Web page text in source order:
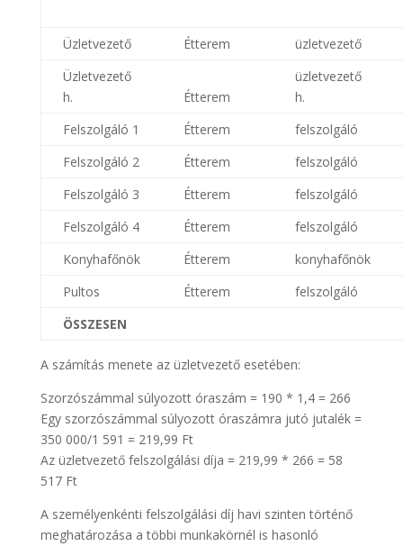
Üzletvezető Étterem
üzletvezető
Üzletvezető
h.
Étterem
üzletvezető
h.
Felszolgáló 1
Étterem
felszolgáló
Felszolgáló 2
Étterem
felszolgáló
Felszolgáló 3
Étterem
felszolgáló
Felszolgáló 4
Étterem
felszolgáló
Konyhafőnök
Étterem
konyhafőnök
Pultos
Étterem
felszolgáló
ÖSSZESEN
A számítás menete az üzletvezető esetében:
Szorzószámmal súlyozott óraszám = 190 * 1,4 = 266
Egy szorzószámmal súlyozott óraszámra jutó jutalék =
350 000/1 591 = 219,99 Ft
Az üzletvezető felszolgálási díja = 219,99 * 266 = 58
517 Ft
A személyenkénti felszolgálási díj havi szinten történő
meghatározása a többi munkakörnél is hasonló